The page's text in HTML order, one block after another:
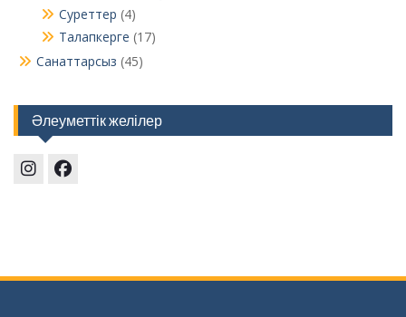
Суреттер (4)
Талапкерге (17)
Санаттарсыз (45)
Әлеуметтік желілер